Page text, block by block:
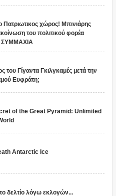
Πατριωτικος χώρος! Μπινιάρης
του πολιτικού φορέα
ΣΥΜΜΑΧΙΑ
Γίγαντα Γκιλγκαμές μετά την
Ευφράτη;
of the Great Pyramid: Unlimited
Antarctic Ice
δελτίο λόγω εκλογών...